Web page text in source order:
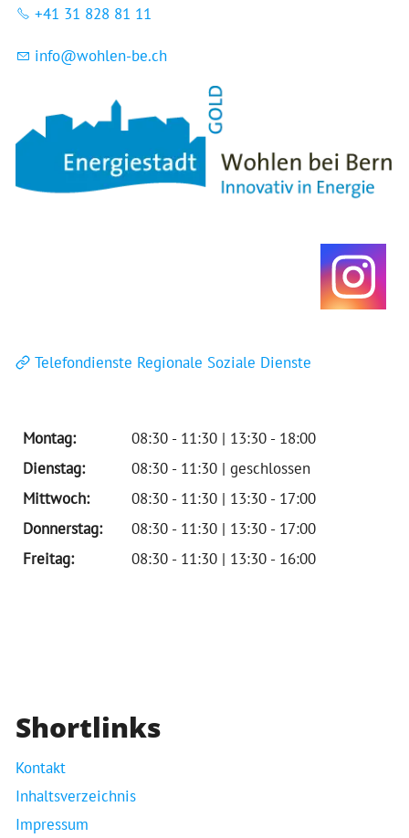
+41 31 828 81 11
nf w hl n-b ch
Telefondienste Regionale Soziale Dienste
Montag:
08:30 - 11:30 | 13:30 - 18:00
Dienstag:
08:30 - 11:30 | geschlossen
Mittwoch:
08:30 - 11:30 | 13:30 - 17:00
Donnerstag:
08:30 - 11:30 | 13:30 - 17:00
Freitag:
08:30 - 11:30 | 13:30 - 16:00
Shortlinks
Kontakt
Inhaltsverzeichnis
Impressum